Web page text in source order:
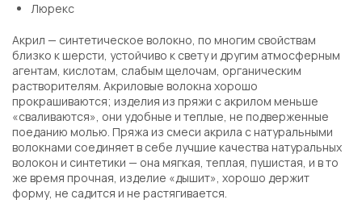
Люрекс
Акрил — синтетическое волокно, по многим свойствам
близко к шерсти, устойчиво к свету и другим атмосферным
агентам, кислотам, слабым щелочам, органическим
растворителям. Акриловые волокна хорошо
прокрашиваются; изделия из пряжи с акрилом меньше
«сваливаются», они удобные и теплые, не подверженные
поеданию молью. Пряжа из смеси акрила с натуральными
волокнами соединяет в себе лучшие качества натуральных
волокон и синтетики — она мягкая, теплая, пушистая, и в то
же время прочная, изделие «дышит», хорошо держит
форму, не садится и не растягивается.